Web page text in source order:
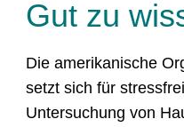
Gut zu
Die amerikanische
setzt sich für
Untersuchung von